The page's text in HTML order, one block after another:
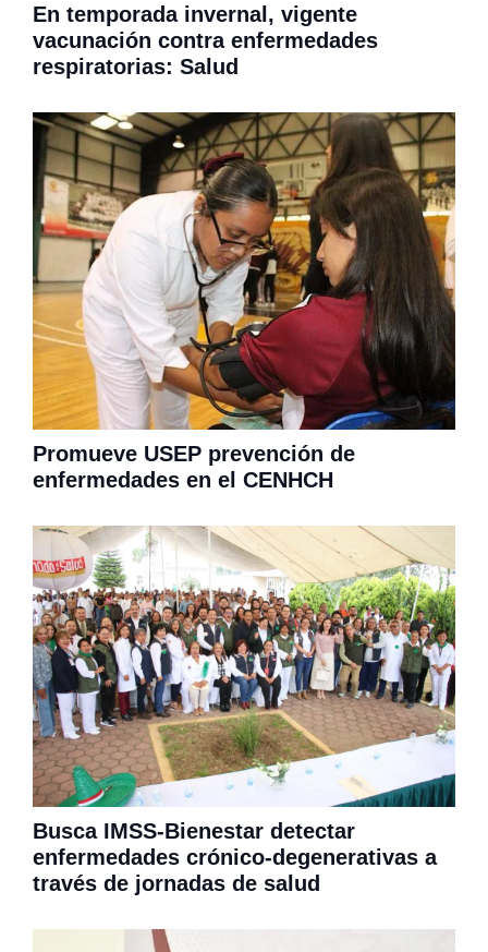
En temporada invernal, vigente
vacunación contra enfermedades
respiratorias: Salud
Promueve USEP prevención de
enfermedades en el CENHCH
Busca IMSS-Bienestar detectar
enfermedades crónico-degenerativas a
través de jornadas de salud